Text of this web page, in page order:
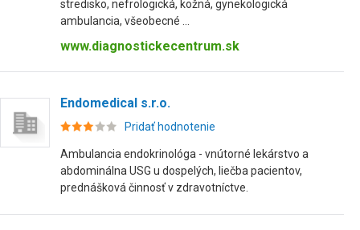
stredisko, nefrologická, kožná, gynekologická
ambulancia, všeobecné ...
www.diagnostickecentrum.sk
Endomedical s.r.o.
Pridať hodnotenie
Ambulancia endokrinológa - vnútorné lekárstvo a
abdominálna USG u dospelých, liečba pacientov,
prednášková činnosť v zdravotníctve.